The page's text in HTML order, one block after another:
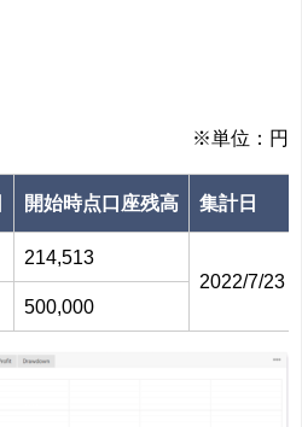
※単位：円
開始時点口座残高 集計日
214,513
2022/7/23
500,000